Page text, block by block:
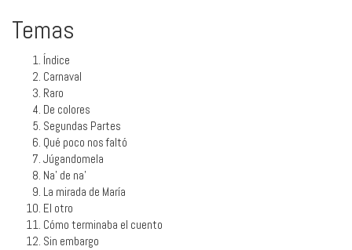
Temas
Índice
Carnaval
Raro
De colores
Segundas Partes
Qué poco nos faltó
Júgandomela
Na' de na'
La mirada de María
El otro
Cómo terminaba el cuento
Sin embargo